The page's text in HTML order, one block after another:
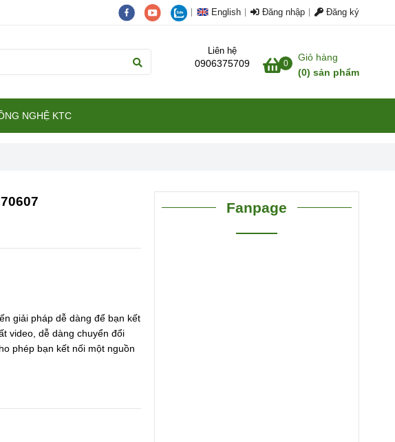
English Đăng nhập Đăng ký
Liên hệ
0906375709 0
Giỏ hàng
(0) sản phẩm
NGHỆ KTC
giải pháp dễ dàng để bạn kết
video, dễ dàng chuyển đổi
phép bạn kết nối một nguồn
Fanpage